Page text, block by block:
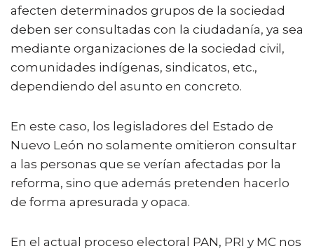
afecten determinados grupos de la sociedad
deben ser consultadas con la ciudadanía, ya sea
mediante organizaciones de la sociedad civil,
comunidades indígenas, sindicatos, etc.,
dependiendo del asunto en concreto.
En este caso, los legisladores del Estado de
Nuevo León no solamente omitieron consultar
a las personas que se verían afectadas por la
reforma, sino que además pretenden hacerlo
de forma apresurada y opaca.
En el actual proceso electoral PAN, PRI y MC nos